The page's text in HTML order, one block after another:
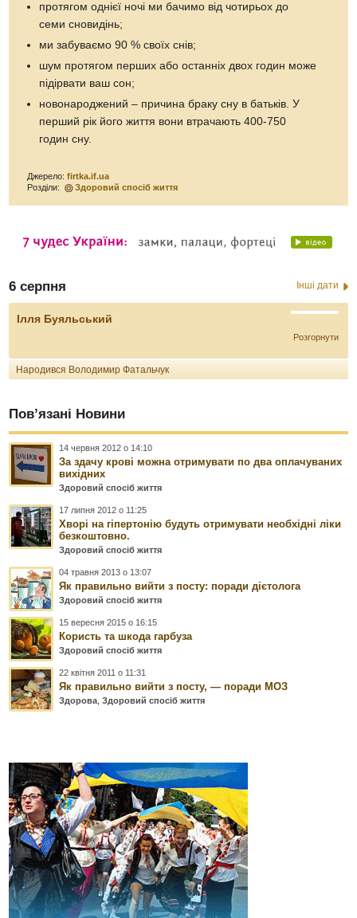
протягом однієї ночі ми бачимо від чотирьох до
семи сновидінь;
ми забуваємо 90 % своїх снів;
шум протягом перших або останніх двох годин може
підірвати ваш сон;
новонароджений – причина браку сну в батьків. У
перший рік його життя вони втрачають 400-750
годин сну.
Джерело:firtka.if.ua
Розділи:
Здоровий спосіб життя
6 серпня Інші дати
Ілля Буяльський
Розгорнути
Народився Володимир Фатальчук
Пов’язані Новини
14 червня 2012 о 14:10
За здачу крові можна отримувати по два оплачуваних
вихідних
Здоровий спосіб життя
17 липня 2012 о 11:25
Хворі на гіпертонію будуть отримувати необхідні ліки
безкоштовно.
Здоровий спосіб життя
04 травня 2013 о 13:07
Як правильно вийти з посту: поради дієтолога
Здоровий спосіб життя
15 вересня 2015 о 16:15
Користь та шкода гарбуза
Здоровий спосіб життя
22 квітня 2011 о 11:31
Як правильно вийти з посту, — поради МОЗ
Здорова ,Здоровий спосіб життя